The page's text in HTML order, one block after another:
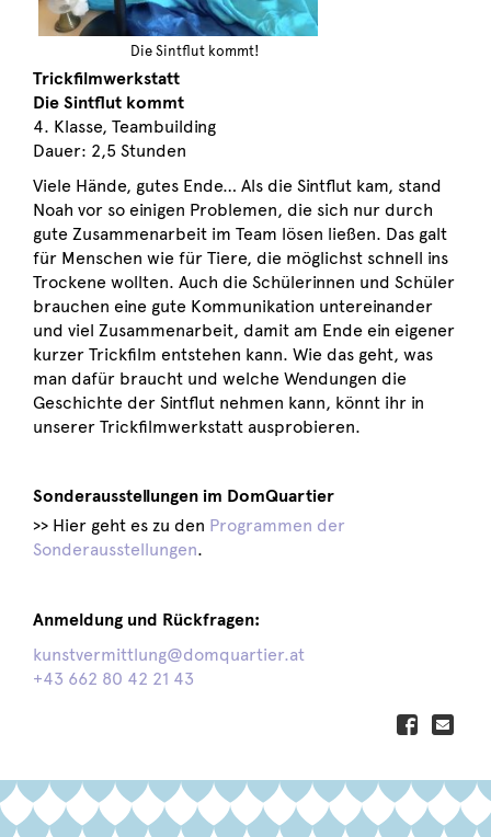
Die Sintflut kommt!
Trickfilmwerkstatt
Die Sintflut kommt
4. Klasse, Teambuilding
Dauer: 2,5 Stunden
Viele Hände, gutes Ende… Als die Sintflut kam, stand
Noah vor so einigen Problemen, die sich nur durch
gute Zusammenarbeit im Team lösen ließen. Das galt
für Menschen wie für Tiere, die möglichst schnell ins
Trockene wollten. Auch die Schülerinnen und Schüler
brauchen eine gute Kommunikation untereinander
und viel Zusammenarbeit, damit am Ende ein eigener
kurzer Trickfilm entstehen kann. Wie das geht, was
man dafür braucht und welche Wendungen die
Geschichte der Sintflut nehmen kann, könnt ihr in
unserer Trickfilmwerkstatt ausprobieren.
Sonderausstellungen im DomQuartier
>> Hier geht es zu den Programmen der
Sonderausstellungen.
Anmeldung und Rückfragen:
kunstvermittlung@domquartier.at
+43 662 80 42 21 43